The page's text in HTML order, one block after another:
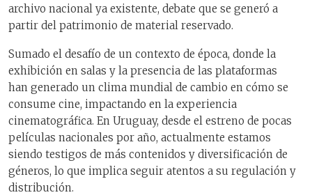
archivo nacional ya existente, debate que se generó a
partir del patrimonio de material reservado.
Sumado el desafío de un contexto de época, donde la
exhibición en salas y la presencia de las plataformas
han generado un clima mundial de cambio en cómo se
consume cine, impactando en la experiencia
cinematográfica. En Uruguay, desde el estreno de pocas
películas nacionales por año, actualmente estamos
siendo testigos de más contenidos y diversificación de
géneros, lo que implica seguir atentos a su regulación y
distribución.